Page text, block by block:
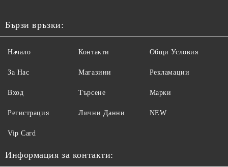
Бързи връзки:
Начало
За Нас
Вход
Регистрация
Контакти
Магазини
Търсене
Лични Данни
Общи Условия
Рекламации
Марки
NEW
Vip Card
Информация за контакти: